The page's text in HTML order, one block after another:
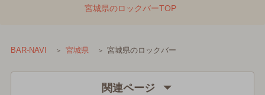
宮城県のロックバーTOP
BAR-NAVI 宮城県 宮城県のロックバー
関連ページ